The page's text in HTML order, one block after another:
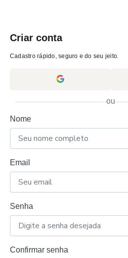
Criar conta
Cadastro rápido, seguro e do seu jeito.
ou
Nome
Email
Senha
Confirmar senha